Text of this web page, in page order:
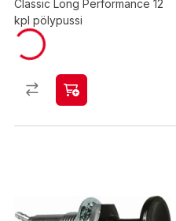
Classic Long Performance 12
kpl pölypussi